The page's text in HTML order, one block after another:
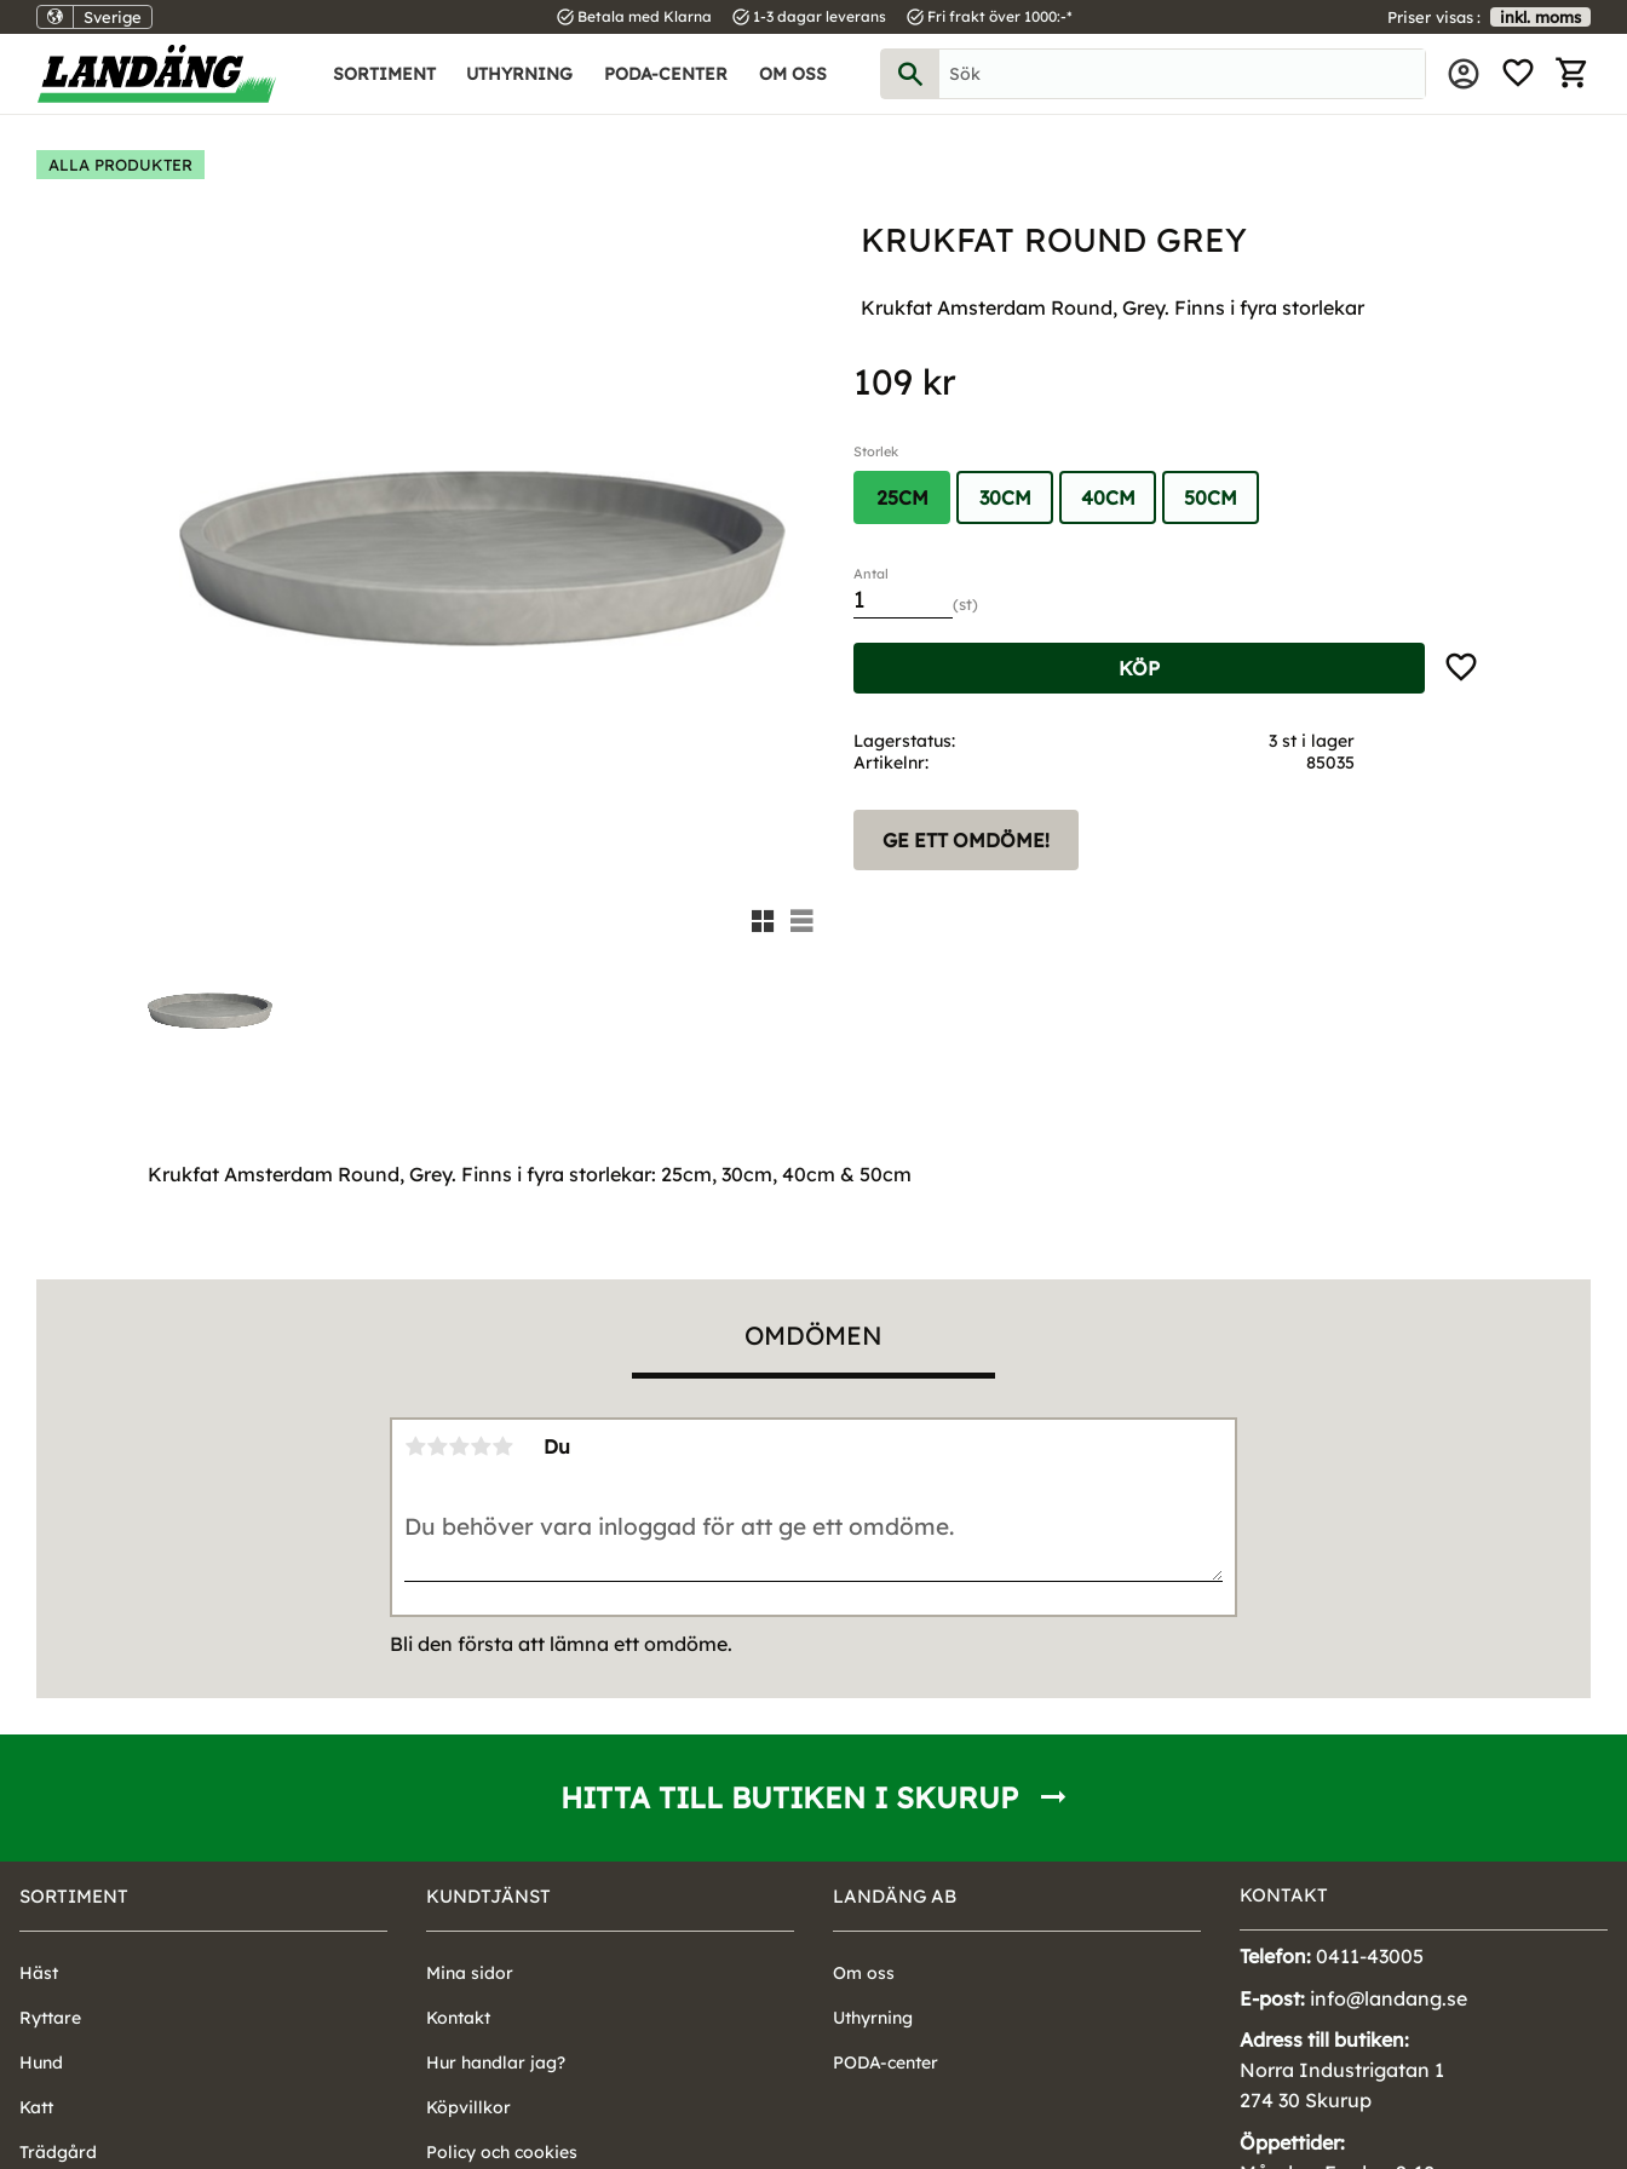
Sverige task_alt Betala med Klarna task_alt 1-3 dagar leverans task_alt Fri frakt över 1000:-* Priser visas inkl. moms
SORTIMENT UTHYRNING PODA-CENTER OM OSS
ALLA PRODUKTER
KRUKFAT ROUND GREY
Krukfat Amsterdam Round, Grey. Finns i fyra storlekar
Rutnätsvy
Listvy
109 kr
Storlek
25CM 30CM 40CM 50CM
Antal
st
KÖP Lägg till i favoriter
Lagerstatus
3 st i lager
Artikelnr
85035
GE ETT OMDÖME!
Krukfat Amsterdam Round, Grey. Finns i fyra storlekar: 25cm, 30cm, 40cm & 50cm
OMDÖMEN
Du
Bli den första att lämna ett omdöme.
HITTA TILL BUTIKEN I SKURUP
SORTIMENT
Häst
Ryttare
Hund
Katt
Trädgård
KUNDTJÄNST
Mina sidor
Kontakt
Hur handlar jag?
Köpvillkor
Policy och cookies
LANDÄNG AB
Om oss
Uthyrning
PODA-center
KONTAKT
Telefon: 0411-43005
E-post: info@landang.se
Adress till butiken:
Norra Industrigatan 1
274 30 Skurup
Öppettider: